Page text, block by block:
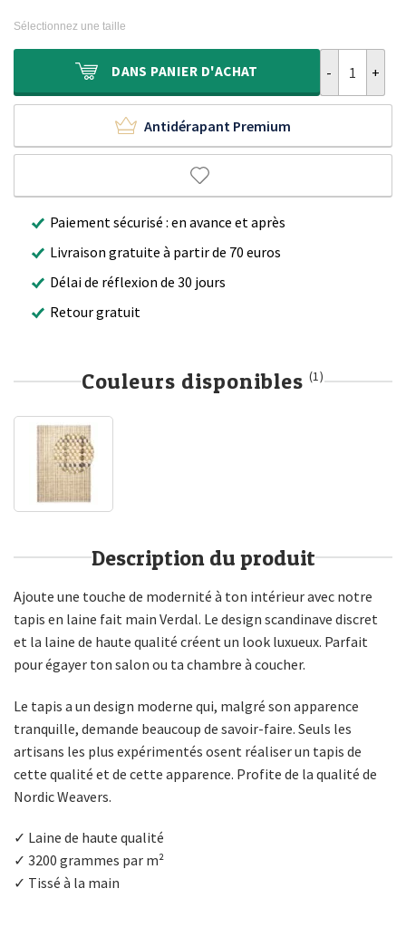
1.000,00 €.
451,95 €.
Sélectionnez une taille
DANS PANIER D'ACHAT
Antidérapant Premium
Paiement sécurisé : en avance et après
Livraison gratuite à partir de 70 euros
Délai de réflexion de 30 jours
Retour gratuit
Couleurs disponibles (1)
Description du produit
Ajoute une touche de modernité à ton intérieur avec notre
tapis en laine fait main Verdal. Le design scandinave discret
et la laine de haute qualité créent un look luxueux. Parfait
pour égayer ton salon ou ta chambre à coucher.
Le tapis a un design moderne qui, malgré son apparence
tranquille, demande beaucoup de savoir-faire. Seuls les
artisans les plus expérimentés osent réaliser un tapis de
cette qualité et de cette apparence. Profite de la qualité de
Nordic Weavers.
✓ Laine de haute qualité
✓ 3200 grammes par m²
✓ Tissé à la main